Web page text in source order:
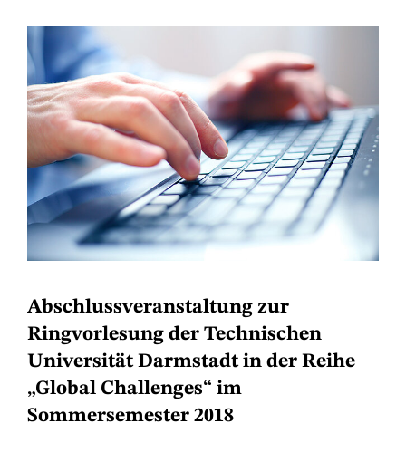
Abschlussveranstaltung zur
Ringvorlesung der Technischen
Universität Darmstadt in der Reihe
„Global Challenges“ im
Sommersemester 2018